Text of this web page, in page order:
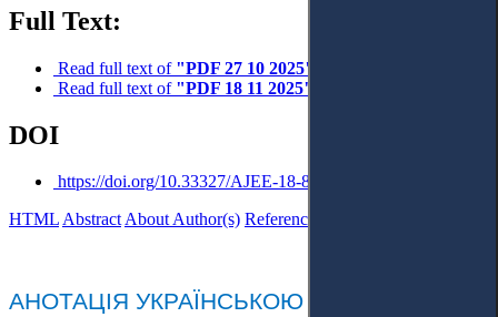
Full Text:
Read full text of "PDF 27 10 2025"
Read full text of "PDF 18 11 2025"
DOI
https://doi.org/10.33327/AJEE-18-8.4-c000130
HTMLAbstractAbout Author(s) References
АНОТАЦІЯ УКРАЇНСЬКОЮ МОВОЮ